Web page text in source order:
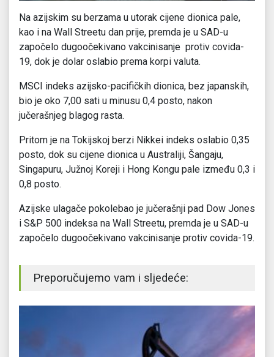
Na azijskim su berzama u utorak cijene dionica pale,
kao i na Wall Streetu dan prije, premda je u SAD-u
započelo dugoočekivano vakcinisanje protiv covida-
19, dok je dolar oslabio prema korpi valuta.
MSCI indeks azijsko-pacifičkih dionica, bez japanskih,
bio je oko 7,00 sati u minusu 0,4 posto, nakon
jučerašnjeg blagog rasta.
Pritom je na Tokijskoj berzi Nikkei indeks oslabio 0,35
posto, dok su cijene dionica u Australiji, Šangaju,
Singapuru, Južnoj Koreji i Hong Kongu pale između 0,3 i
0,8 posto.
Azijske ulagače pokolebao je jučerašnji pad Dow Jones
i S&P 500 indeksa na Wall Streetu, premda je u SAD-u
započelo dugoočekivano vakcinisanje protiv covida-19.
Preporučujemo vam i sljedeće: